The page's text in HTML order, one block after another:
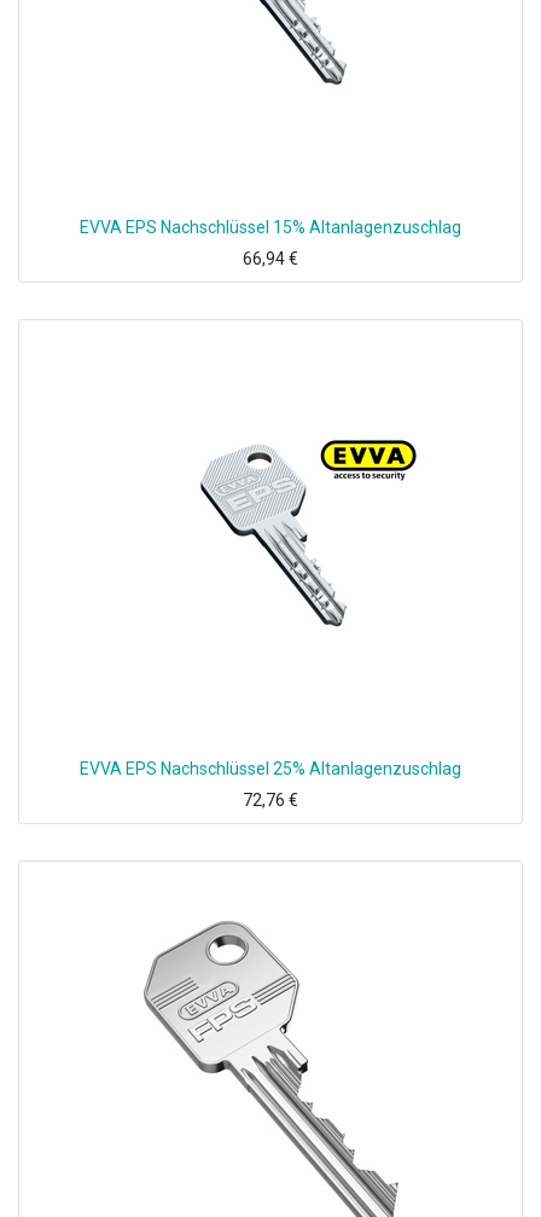
EVVA EPS Nachschlüssel 15% Altanlagenzuschlag
66,94€
EVVA EPS Nachschlüssel 25% Altanlagenzuschlag
72,76 €